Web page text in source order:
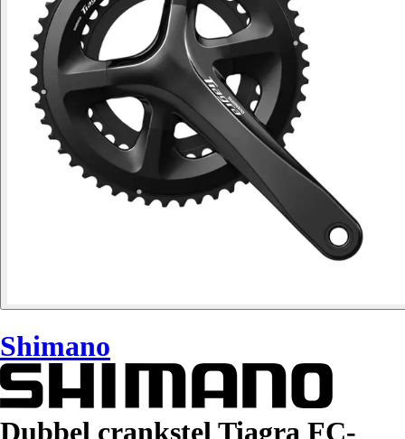
Shimano
Dubbel crankstel Tiagra FC-